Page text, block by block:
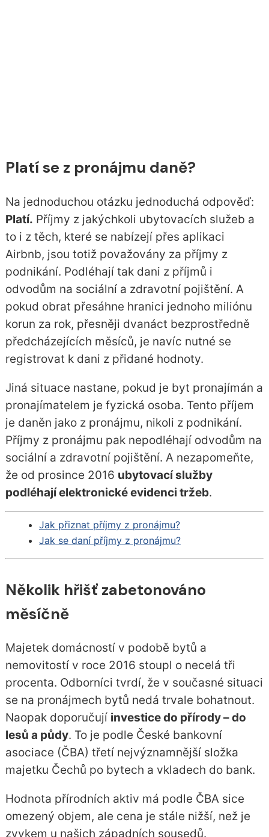
Platí se z pronájmu daně?
Na jednoduchou otázku jednoduchá odpověď:
Platí. Příjmy z jakýchkoli ubytovacích služeb a
to i z těch, které se nabízejí přes aplikaci
Airbnb, jsou totiž považovány za příjmy z
podnikání. Podléhají tak dani z příjmů i
odvodům na sociální a zdravotní pojištění. A
pokud obrat přesáhne hranici jednoho miliónu
korun za rok, přesněji dvanáct bezprostředně
předcházejících měsíců, je navíc nutné se
registrovat k dani z přidané hodnoty.
Jiná situace nastane, pokud je byt pronajímán a
pronajímatelem je fyzická osoba. Tento příjem
je daněn jako z pronájmu, nikoli z podnikání.
Příjmy z pronájmu pak nepodléhají odvodům na
sociální a zdravotní pojištění. A nezapomeňte,
že od prosince 2016 ubytovací služby
podléhají elektronické evidenci tržeb.
Jak přiznat příjmy z pronájmu?
Jak se daní příjmy z pronájmu?
Několik hřišť zabetonováno
měsíčně
Majetek domácností v podobě bytů a
nemovitostí v roce 2016 stoupl o necelá tři
procenta. Odborníci tvrdí, že v současné situaci
se na pronájmech bytů nedá trvale bohatnout.
Naopak doporučují investice do přírody – do
lesů a půdy. To je podle České bankovní
asociace (ČBA) třetí nejvýznamnější složka
majetku Čechů po bytech a vkladech do bank.
Hodnota přírodních aktiv má podle ČBA sice
omezený objem, ale cena je stále nižší, než je
zvykem u našich západních sousedů.